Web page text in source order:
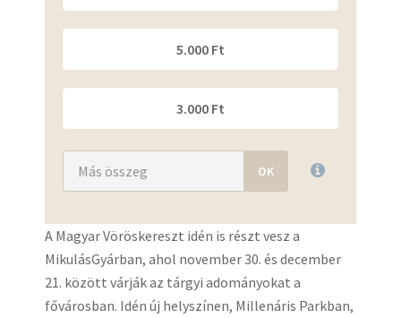
5.000 Ft
3.000 Ft
A Magyar Vöröskereszt idén is részt vesz a
MikulásGyárban, ahol november 30. és december
21. között várják az tárgyi adományokat a
fővárosban. Idén új helyszínen, Millenáris Parkban,